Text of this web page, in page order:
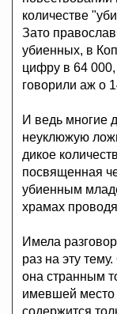
количестве
Зато
убиенных, в
цифру в 64
говорили аж о
И ведь многие
неуклюжую
дикое
посвященная
убиенным
храмах
Имела
раз на эту
она странным
имевшей место